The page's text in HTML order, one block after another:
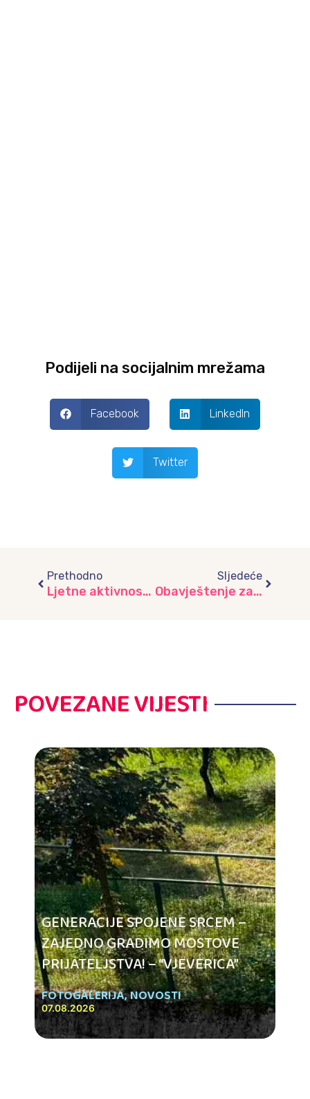
Podijeli na socijalnim mrežama
Facebook LinkedIn
Twitter
Prethodno
Ljetne aktivnosti u vrtiću “Radost”
Sljedeće
Obavještenje za roditelje-potpis Ugovora za školsku 2022/23. godinu
POVEZANE VIJESTI
GENERACIJE SPOJENE SRCEM –
ZAJEDNO GRADIMO MOSTOVE
PRIJATELJSTVA! – “VJEVERICA”
FOTOGALERIJA,NOVOSTI
07.08.2026